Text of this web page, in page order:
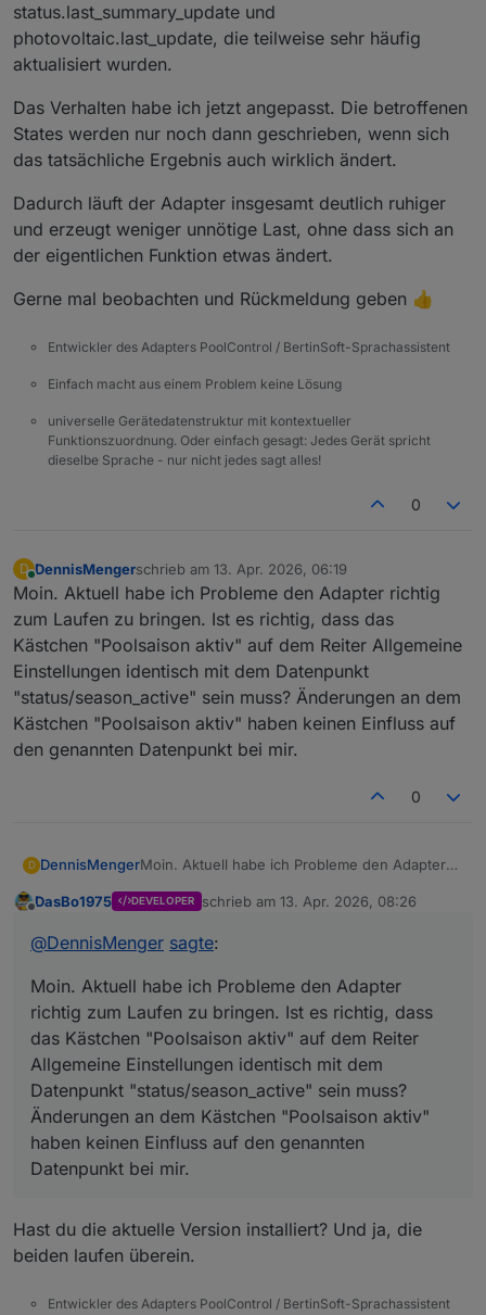
status.last_summary_update und
photovoltaic.last_update, die teilweise sehr häufig
aktualisiert wurden.
Das Verhalten habe ich jetzt angepasst. Die betroffenen
States werden nur noch dann geschrieben, wenn sich
das tatsächliche Ergebnis auch wirklich ändert.
Dadurch läuft der Adapter insgesamt deutlich ruhiger
und erzeugt weniger unnötige Last, ohne dass sich an
der eigentlichen Funktion etwas ändert.
Gerne mal beobachten und Rückmeldung geben 👍
Entwickler des Adapters PoolControl / BertinSoft-Sprachassistent
Einfach macht aus einem Problem keine Lösung
universelle Gerätedatenstruktur mit kontextueller
Funktionszuordnung. Oder einfach gesagt: Jedes Gerät spricht
dieselbe Sprache - nur nicht jedes sagt alles!
0
D
Online
DennisMengerschrieb am 13. Apr. 2026, 06:19
zuletzt editiert von
Moin. Aktuell habe ich Probleme den Adapter richtig
zum Laufen zu bringen. Ist es richtig, dass das
Kästchen "Poolsaison aktiv" auf dem Reiter Allgemeine
Einstellungen identisch mit dem Datenpunkt
"status/season_active" sein muss? Änderungen an dem
Kästchen "Poolsaison aktiv" haben keinen Einfluss auf
den genannten Datenpunkt bei mir.
0
D DennisMengerMoin. Aktuell habe ich Probleme den Adapter
dass das Kästchen "Poolsaison aktiv" auf dem
dem Datenpunkt "status/season_active" sein
"Poolsaison aktiv" haben keinen Einfluss auf
den genannten Datenpunkt bei mir.
DasBo1975 DEVELOPER schrieb am 13. Apr. 2026, 08:26
zuletzt editiert von
@DennisMenger sagte:
Moin. Aktuell habe ich Probleme den Adapter
richtig zum Laufen zu bringen. Ist es richtig, dass
das Kästchen "Poolsaison aktiv" auf dem Reiter
Allgemeine Einstellungen identisch mit dem
Datenpunkt "status/season_active" sein muss?
Änderungen an dem Kästchen "Poolsaison aktiv"
haben keinen Einfluss auf den genannten
Datenpunkt bei mir.
Hast du die aktuelle Version installiert? Und ja, die
beiden laufen überein.
Entwickler des Adapters PoolControl / BertinSoft-Sprachassistent